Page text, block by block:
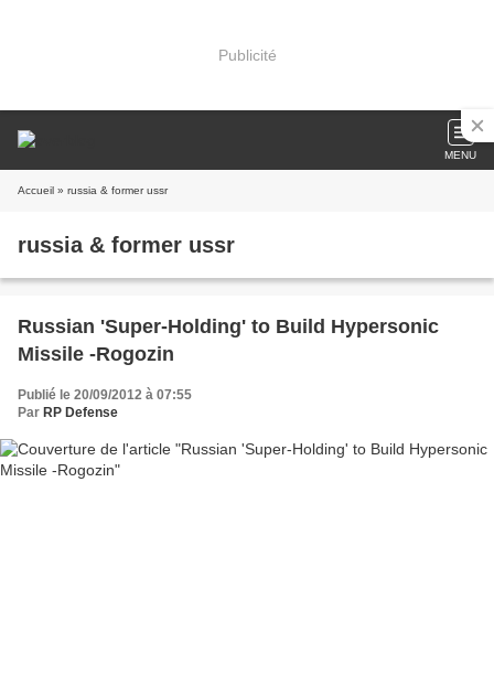
Publicité
MENU
Accueil » russia & former ussr
russia & former ussr
Russian 'Super-Holding' to Build Hypersonic
Missile -Rogozin
Publié le 20/09/2012 à 07:55
Par RP Defense